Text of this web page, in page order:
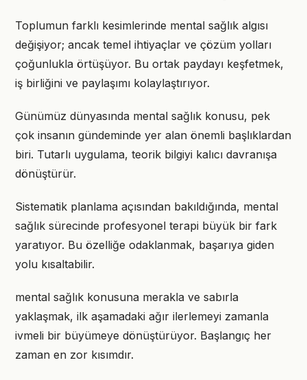
Toplumun farklı kesimlerinde mental sağlık algısı
değişiyor; ancak temel ihtiyaçlar ve çözüm yolları
çoğunlukla örtüşüyor. Bu ortak paydayı keşfetmek,
iş birliğini ve paylaşımı kolaylaştırıyor.
Günümüz dünyasında mental sağlık konusu, pek
çok insanın gündeminde yer alan önemli başlıklardan
biri. Tutarlı uygulama, teorik bilgiyi kalıcı davranışa
dönüştürür.
Sistematik planlama açısından bakıldığında, mental
sağlık sürecinde profesyonel terapi büyük bir fark
yaratıyor. Bu özelliğe odaklanmak, başarıya giden
yolu kısaltabilir.
mental sağlık konusuna merakla ve sabırla
yaklaşmak, ilk aşamadaki ağır ilerlemeyi zamanla
ivmeli bir büyümeye dönüştürüyor. Başlangıç her
zaman en zor kısımdır.